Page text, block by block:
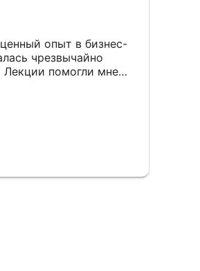
опыт в бизнес-
чрезвычайно
помогли мне
высокий